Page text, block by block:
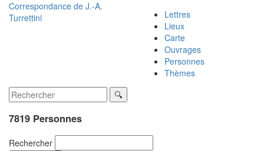
Correspondance de J.-A.
Turrettini
Lettres
Lieux
Carte
Ouvrages
Personnes
Thèmes
7819 Personnes
Rechercher